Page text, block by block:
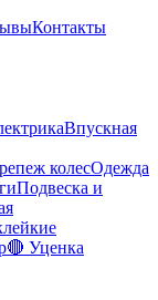
Контакты
Впускная
колесОдежда
Подвеска и
🔴 Уценка